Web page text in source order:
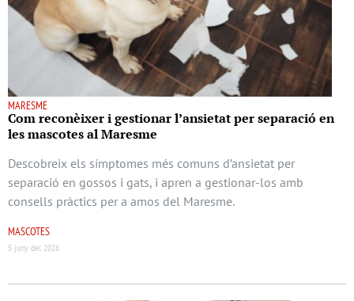
MARESME
Com reconèixer i gestionar l’ansietat per separació en
les mascotes al Maresme
Descobreix els símptomes més comuns d’ansietat per
separació en gossos i gats, i apren a gestionar-los amb
consells pràctics per a amos del Maresme.
MASCOTES
5 juny del 2026